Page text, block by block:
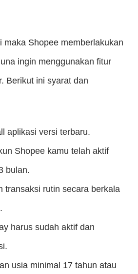
maka Shopee memberlakukan
ingin menggunakan fitur
Berikut ini syarat dan
aplikasi versi terbaru.
Shopee kamu telah aktif
bulan.
transaksi rutin secara berkala
harus sudah aktif dan
usia minimal 17 tahun atau